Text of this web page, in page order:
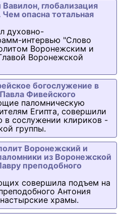
глобализация
опасна тотальная
духовно-
интервью "Слово
Воронежским и
Воронежской
богослужение в
Фивейского
паломническую
Египта, совершили
в сослужении клириков -
группы.
Воронежский и
из Воронежской
преподобного
совершила подъем на
Антония
храмы.